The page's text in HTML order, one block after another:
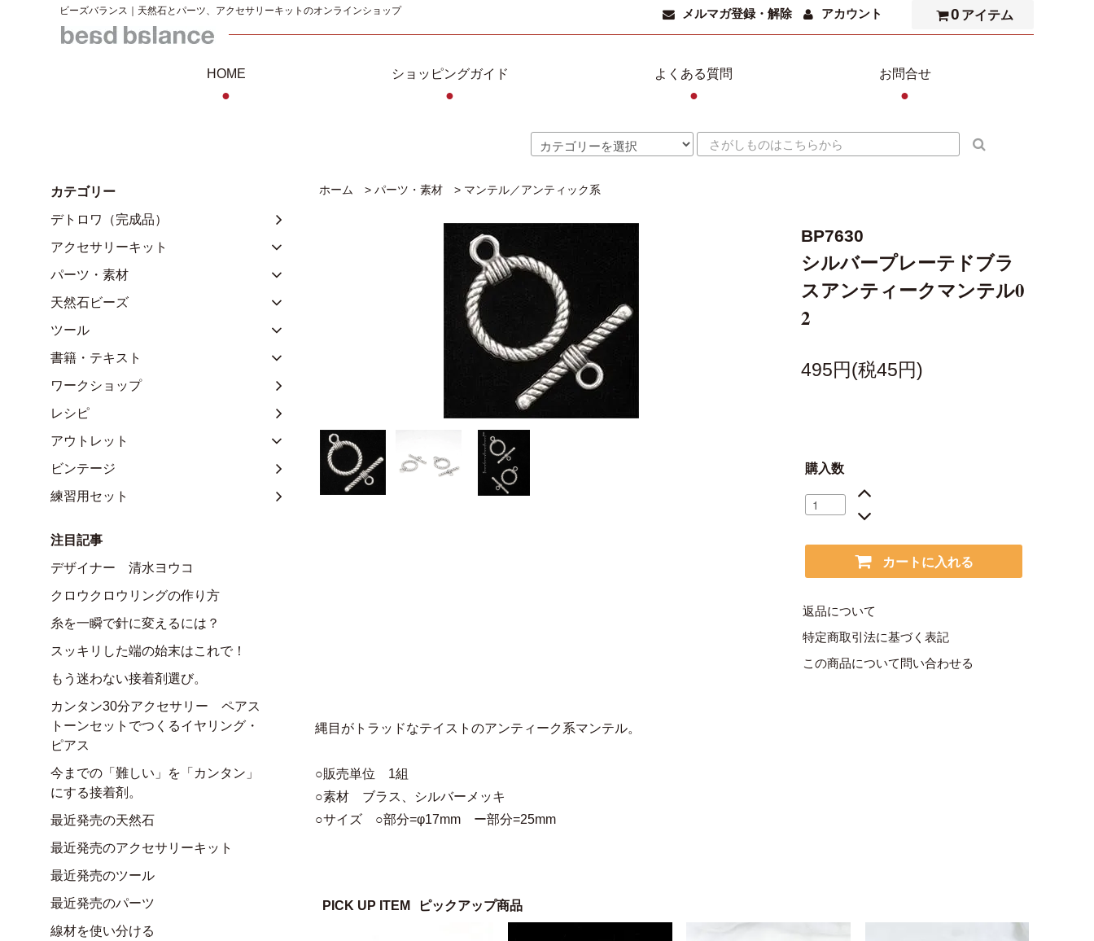
ビーズバランス｜天然石とパーツ、アクセサリーキットのオンラインショップ メルマガ登録・解除 アカウント 0 アイテム
HOME
●
ショッピングガイド
●
よくある質問
●
お問合せ
●
ホーム > パーツ・素材 > マンテル／アンティック系
BP7630
シルバープレーテドブラ
スアンティークマンテル0
2
495円(税45円)
購入数
カートに入れる
返品について
特定商取引法に基づく表記
この商品について問い合わせる
縄目がトラッドなテイストのアンティーク系マンテル。
○販売単位 1組
○素材 ブラス、シルバーメッキ
○サイズ ○部分=φ17mm ー部分=25mm
PICK UP ITEM ピックアップ商品
カテゴリー
デトロワ（完成品）
アクセサリーキット
パーツ・素材
天然石ビーズ
ツール
書籍・テキスト
ワークショップ
レシピ
アウトレット
ビンテージ
練習用セット
注目記事
デザイナー 清水ヨウコ
クロウクロウリングの作り方
糸を一瞬で針に変えるには？
スッキリした端の始末はこれで！
もう迷わない接着剤選び。
カンタン30分アクセサリー ペアス
トーンセットでつくるイヤリング・
ピアス
今までの「難しい」を「カンタン」
にする接着剤。
最近発売の天然石
最近発売のアクセサリーキット
最近発売のツール
最近発売のパーツ
線材を使い分ける